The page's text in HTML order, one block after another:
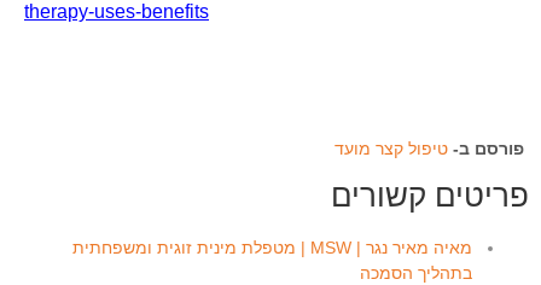
therapy-uses-benefits
פורסם ב- טיפול קצר מועד
פריטים קשורים
מאיה מאיר נגר | MSW | מטפלת מינית זוגית ומשפחתית
בתהליך הסמכה